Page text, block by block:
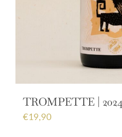
TROMPETTE | 2024
€19,90